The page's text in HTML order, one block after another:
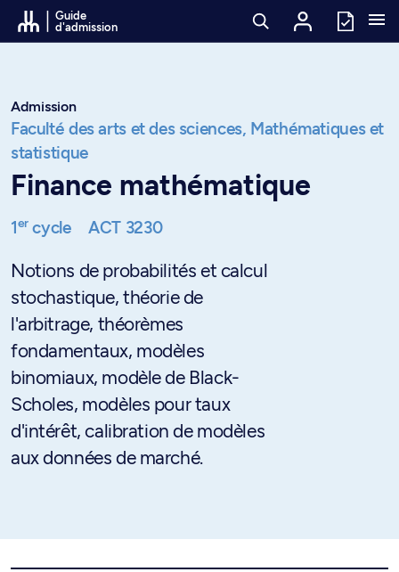
Passer au contenu
Guide
d'admission
Admission
Faculté des arts et des sciences, Mathématiques et
statistique
Finance mathématique
1ercycle ACT 3230
Notions de probabilités et calcul
stochastique, théorie de
l'arbitrage, théorèmes
fondamentaux, modèles
binomiaux, modèle de Black-
Scholes, modèles pour taux
d'intérêt, calibration de modèles
aux données de marché.